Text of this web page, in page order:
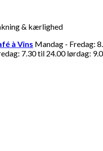
& kærlighed
à Vins Mandag - Fredag:
7.30 til 24.00 lørdag: